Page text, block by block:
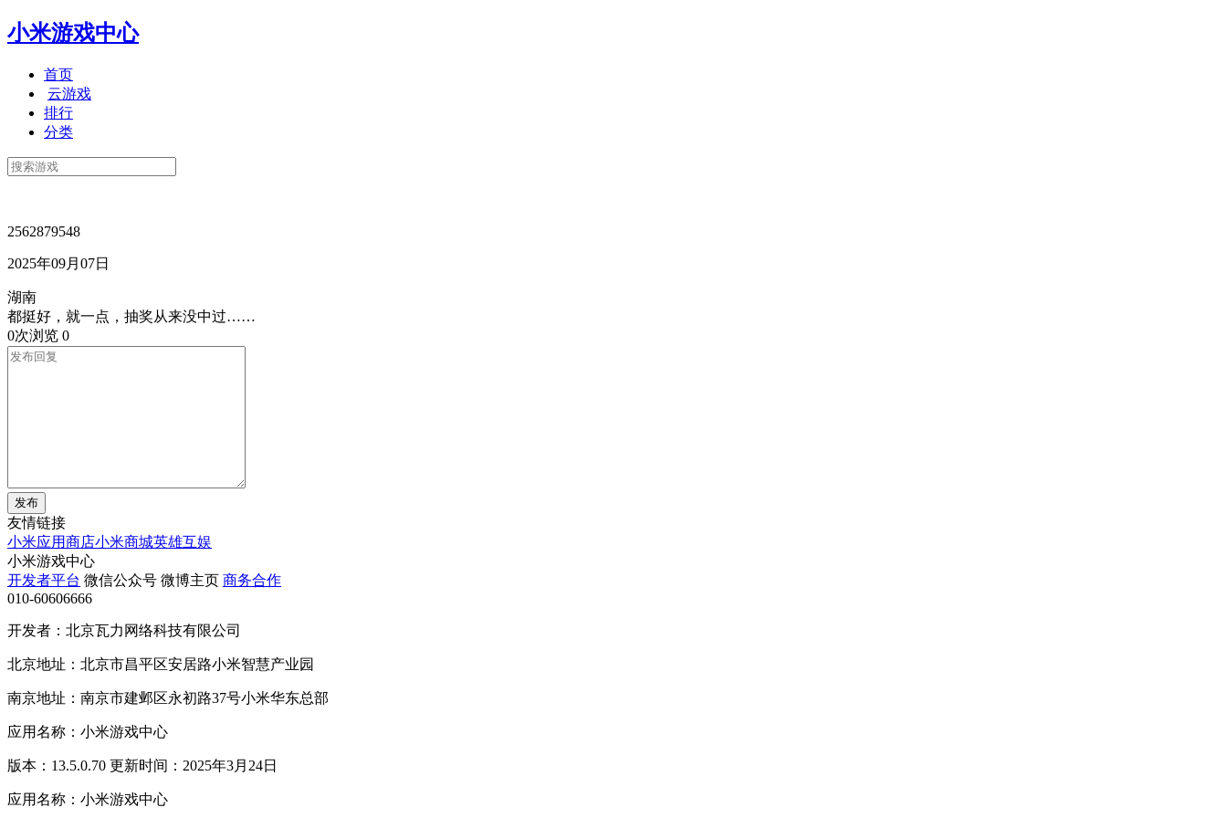
小米游戏中心
首页
云游戏
排行
分类
2562879548
2025年09月07日
湖南
都挺好，就一点，抽奖从来没中过……
0次浏览 0
发布
友情链接
小米应用商店小米商城英雄互娱
小米游戏中心
开发者平台 微信公众号 微博主页 商务合作
010-60606666
开发者：北京瓦力网络科技有限公司
北京地址：北京市昌平区安居路小米智慧产业园
南京地址：南京市建邺区永初路37号小米华东总部
应用名称：小米游戏中心
版本：13.5.0.70 更新时间：2025年3月24日
应用名称：小米游戏中心